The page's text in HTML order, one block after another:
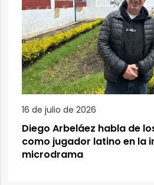
16 de julio de 2026
Diego Arbeláez habla de
como jugador latino en la
microdrama